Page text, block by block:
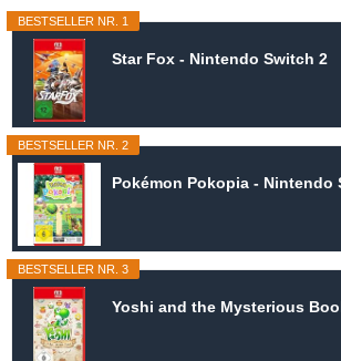
BESTSELLER NR. 1
Star Fox - Nintendo Switch 2
BESTSELLER NR. 2
Pokémon Pokopia - Nintendo
BESTSELLER NR. 3
Yoshi and the Mysterious